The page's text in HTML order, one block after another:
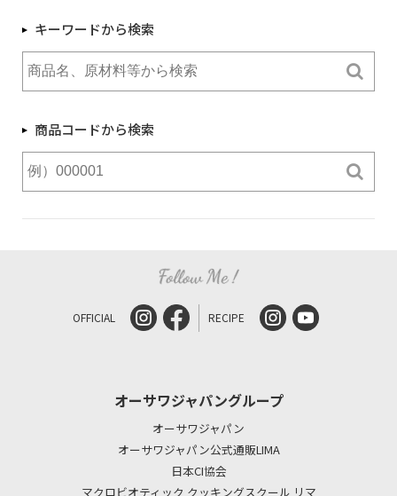
キーワードから検索
商品コードから検索
OFFICIAL RECIPE
オーサワジャパングループ
オーサワジャパン
オーサワジャパン公式通販LIMA
日本CI協会
マクロビオティック クッキングスクール リマ